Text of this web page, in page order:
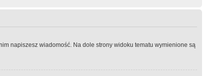
napiszesz wiadomość. Na dole strony widoku tematu wymienione są